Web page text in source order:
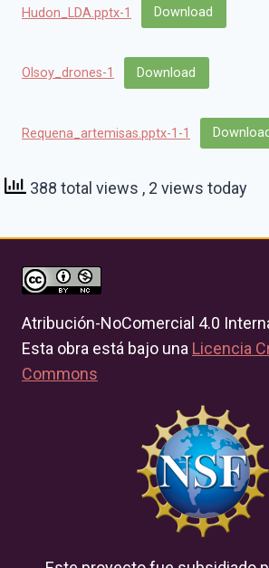
Hudon_LDA.pptx-1 Download
Olsoy_drones-1 Download
Requena_artemisas.pptx-1-1 Download
388 total views , 2 views today
Atribución-NoComercial 4.0
Esta obra está bajo una Licencia
Commons